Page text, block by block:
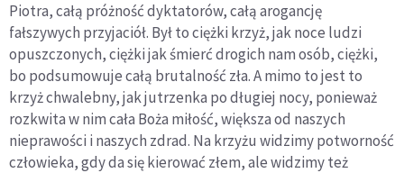
Piotra, całą próżność dyktatorów, całą arogancję
fałszywych przyjaciół. Był to ciężki krzyż, jak noce ludzi
opuszczonych, ciężki jak śmierć drogich nam osób, ciężki,
bo podsumowuje całą brutalność zła. A mimo to jest to
krzyż chwalebny, jak jutrzenka po długiej nocy, ponieważ
rozkwita w nim cała Boża miłość, większa od naszych
nieprawości i naszych zdrad. Na krzyżu widzimy potworność
człowieka, gdy da się kierować złem, ale widzimy też